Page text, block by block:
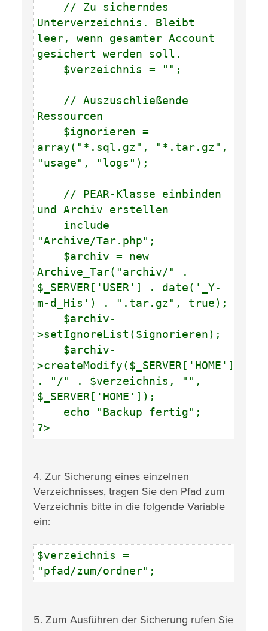
// Zu sicherndes
Unterverzeichnis. Bleibt
leer, wenn gesamter Account
gesichert werden soll.
$verzeichnis = "";
// Auszuschließende
Ressourcen
$ignorieren =
array("*.sql.gz", "*.tar.gz",
"usage", "logs");
// PEAR-Klasse einbinden
und Archiv erstellen
include
"Archive/Tar.php";
$archiv = new
Archive_Tar("archiv/" .
$_SERVER['USER'] . date('_Y-
m-d_His') . ".tar.gz", true);
$archiv-
>setIgnoreList($ignorieren);
$archiv-
>createModify($_SERVER['HOME']
. "/" . $verzeichnis, "",
$_SERVER['HOME']);
echo "Backup fertig";
?>
4. Zur Sicherung eines einzelnen
Verzeichnisses, tragen Sie den Pfad zum
Verzeichnis bitte in die folgende Variable
ein:
$verzeichnis =
"pfad/zum/ordner";
5. Zum Ausführen der Sicherung rufen Sie